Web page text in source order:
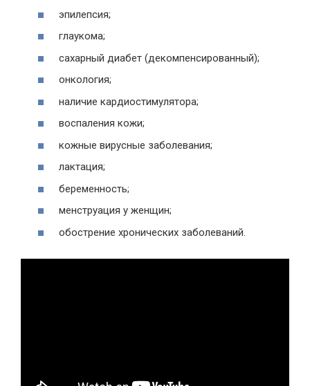
эпилепсия;
глаукома;
сахарный диабет (декомпенсированный);
онкология;
наличие кардиостимулятора;
воспаления кожи;
кожные вирусные заболевания;
лактация;
беременность;
менструация у женщин;
обострение хронических заболеваний.